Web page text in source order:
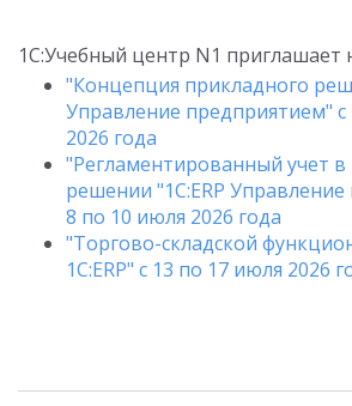
1С:Учебный центр N1 приглашает
"Концепция прикладного
Управление предприятием" с
2026 года
"Регламентированный учет
решении "1С:ERP
8 по 10 июля 2026 года
"Торгово-складской
1С:ERP" с 13 по 17 июля 2026